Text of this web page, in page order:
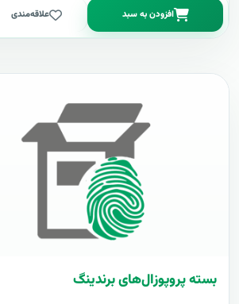
افزودن به سبد علاقه‌مندی
بسته پروپوزال‌های برندینگ